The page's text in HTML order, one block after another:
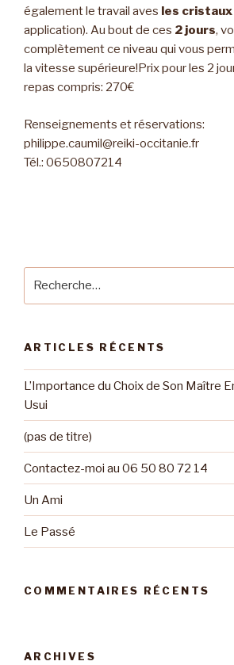
également le travail aves les cristaux
application). Au bout de ces 2 jours,
complètement ce niveau qui vous
la vitesse supérieure!Prix pour les 2
repas compris: 270€
Renseignements et réservations:
philippe.caumil@reiki-occitanie.fr
Tél.: 0650807214
ARTICLES RÉCENTS
L’Importance du Choix de Son Maître
Usui
(pas de titre)
Contactez-moi au 06 50 80 72 14
Un Ami
Le Passé
COMMENTAIRES RÉCENTS
ARCHIVES